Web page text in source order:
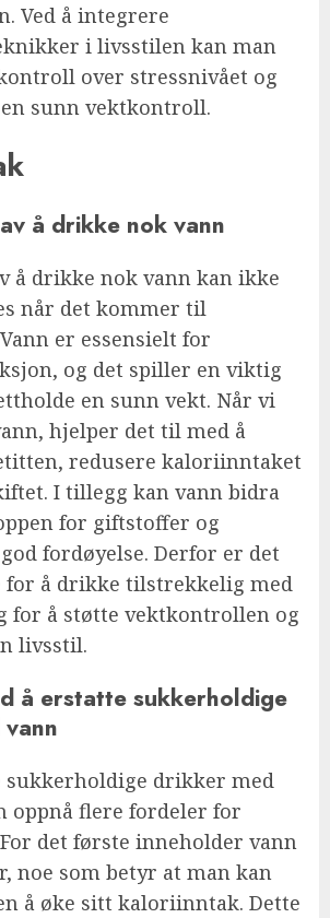
Ved å integrere
i livsstilen kan man
over stressnivået og
sunn vektkontroll.
å drikke nok vann
å drikke nok vann kan ikke
når det kommer til
er essensielt for
og det spiller en viktig
en sunn vekt. Når vi
hjelper det til med å
redusere kaloriinntaket
I tillegg kan vann bidra
for giftstoffer og
fordøyelse. Derfor er det
for å drikke tilstrekkelig med
for å støtte vektkontrollen og
livsstil.
å erstatte sukkerholdige
sukkerholdige drikker med
oppnå flere fordeler for
det første inneholder vann
noe som betyr at man kan
å øke sitt kaloriinntak. Dette